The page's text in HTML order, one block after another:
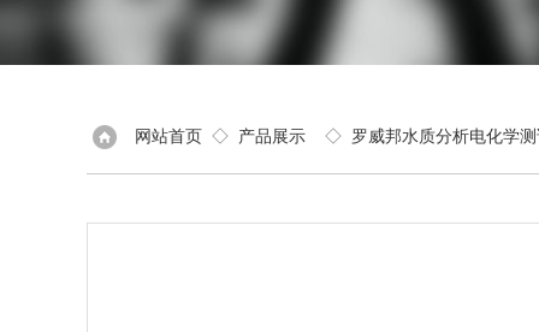
网站首页 ◇ 产品展示 ◇ 罗威邦水质分析电化学